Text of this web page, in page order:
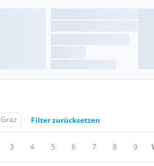
Graz Filter zurücksetzen
3 4 5 6 7 8 9